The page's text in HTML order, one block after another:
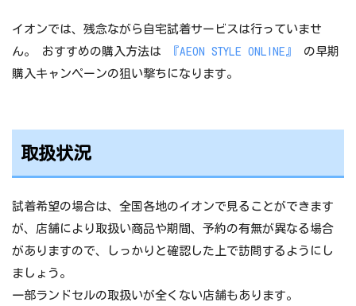
イオンでは、残念ながら自宅試着サービスは行っていませ
ん。 おすすめの購入方法は
『AEON STYLE ONLINE』
の早期
購入キャンペーンの狙い撃ちになります。
取扱状況
試着希望の場合は、全国各地のイオンで見ることができます
が、店舗により取扱い商品や期間、予約の有無が異なる場合
がありますので、しっかりと確認した上で訪問するようにし
ましょう。
一部ランドセルの取扱いが全くない店舗もあります。